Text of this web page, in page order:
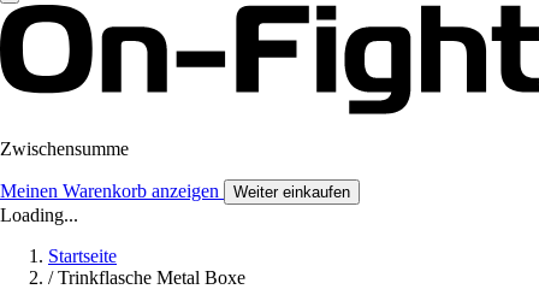
Zwischensumme
Meinen Warenkorb anzeigen Weiter einkaufen
Loading...
Startseite
/ Trinkflasche Metal Boxe